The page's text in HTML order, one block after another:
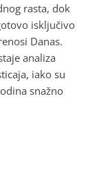
rasta, dok
isključivo
Danas.
analiza
iako su
snažno